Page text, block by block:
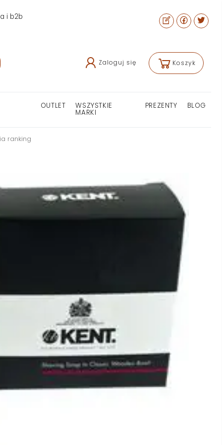
i b2b
Zaloguj się Koszyk
OUTLET WSZYSTKIE
MARKI
PREZENTY BLOG
ranking